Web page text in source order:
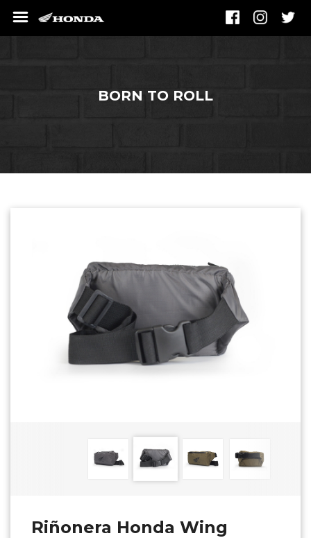
BORN TO ROLL
Riñonera Honda Wing